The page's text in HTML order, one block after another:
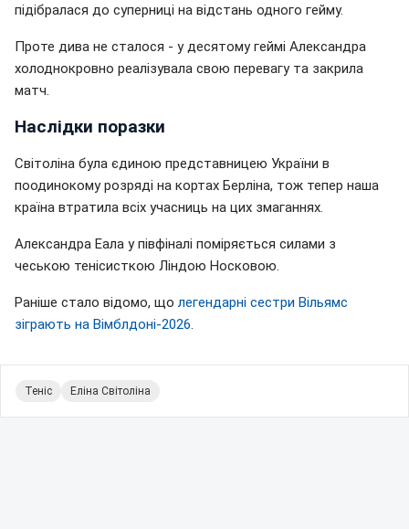
підібралася до суперниці на відстань одного гейму.
Проте дива не сталося - у десятому геймі Александра
холоднокровно реалізувала свою перевагу та закрила
матч.
Наслідки поразки
Світоліна була єдиною представницею України в
поодинокому розряді на кортах Берліна, тож тепер наша
країна втратила всіх учасниць на цих змаганнях.
Александра Еала у півфіналі поміряється силами з
чеською тенісисткою Ліндою Носковою.
Раніше стало відомо, що легендарні сестри Вільямс
зіграють на Вімблдоні-2026
Теніс Еліна Світоліна